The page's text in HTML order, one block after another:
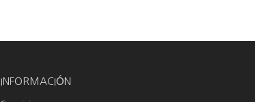
INFORMACIÓN